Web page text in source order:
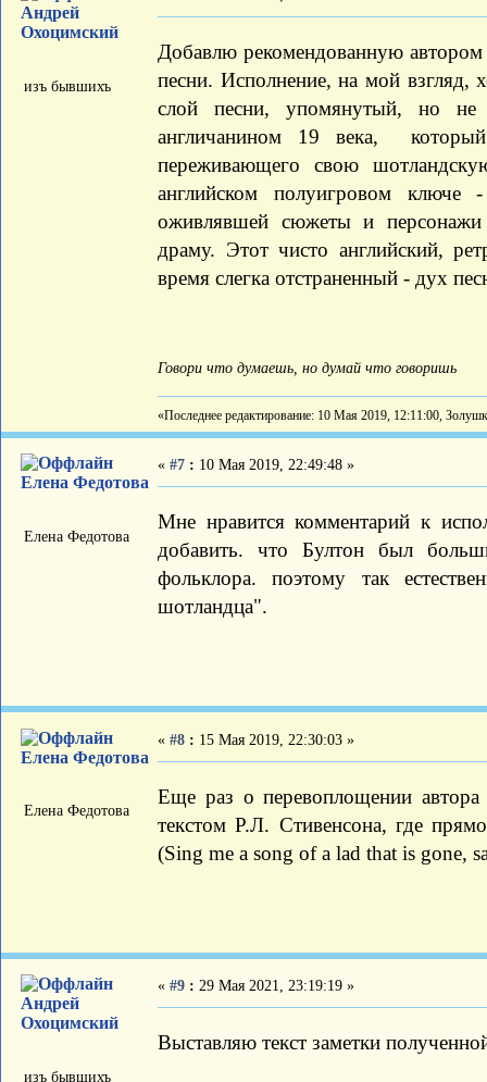
Андрей
Охоцимский
изъ бывшихъ
Добавлю рекомендованную
песни. Исполнение, на мой
слой песни, упомянутый, но не
англичанином 19 века,
переживающего свою
английском полуигровом ключе
оживлявшей сюжеты и персонажи
драму. Этот чисто английский,
время слегка отстраненный - дух
Говори что думаешь, но думай что говоришь
«Последнее редактирование: 10 Мая 2019, 12:11:00,
Елена Федотова
Елена Федотова
« #7 : 10 Мая 2019, 22:49:48 »
Мне нравится комментарий к
добавить. что Бултон был
фольклора. поэтому так
шотландца".
Елена Федотова
Елена Федотова
« #8 : 15 Мая 2019, 22:30:03 »
Еще раз о перевоплощении
текстом Р.Л. Стивенсона, где
(Sing me a song of a lad that is gone,
Андрей
Охоцимский
изъ бывшихъ
« #9 : 29 Мая 2021, 23:19:19 »
Выставляю текст заметки